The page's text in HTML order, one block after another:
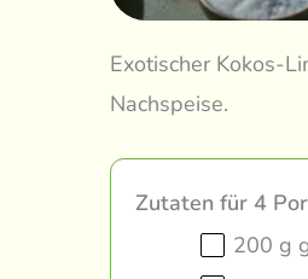
Exotischer Kokos-
Nachspeise.
Zutaten für 4
200 g